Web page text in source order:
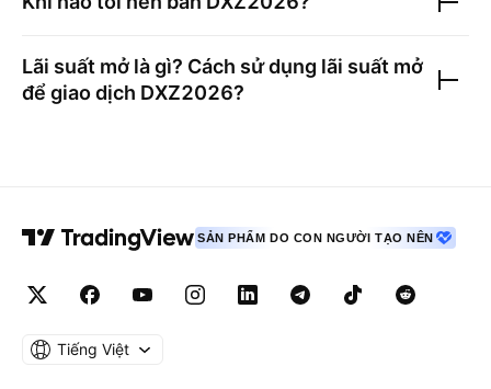
Lãi suất mở là gì? Cách sử dụng lãi suất mở
để giao dịch DXZ2026?
SẢN PHẨM DO CON NGƯỜI TẠO NÊN
Tiếng Việt